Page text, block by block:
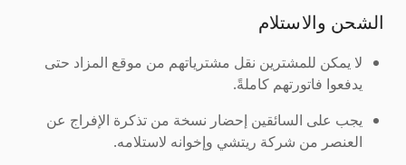
الشحن والاستلام
لا يمكن للمشترين نقل مشترياتهم من موقع المزاد حتى
يدفعوا فاتورتهم كاملةً.
يجب على السائقين إحضار نسخة من تذكرة الإفراج عن
العنصر من شركة ريتشي وإخوانه لاستلامه.